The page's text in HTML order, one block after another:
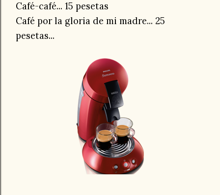
Café-café... 15 pesetas
Café por la gloria de mi madre... 25
pesetas...